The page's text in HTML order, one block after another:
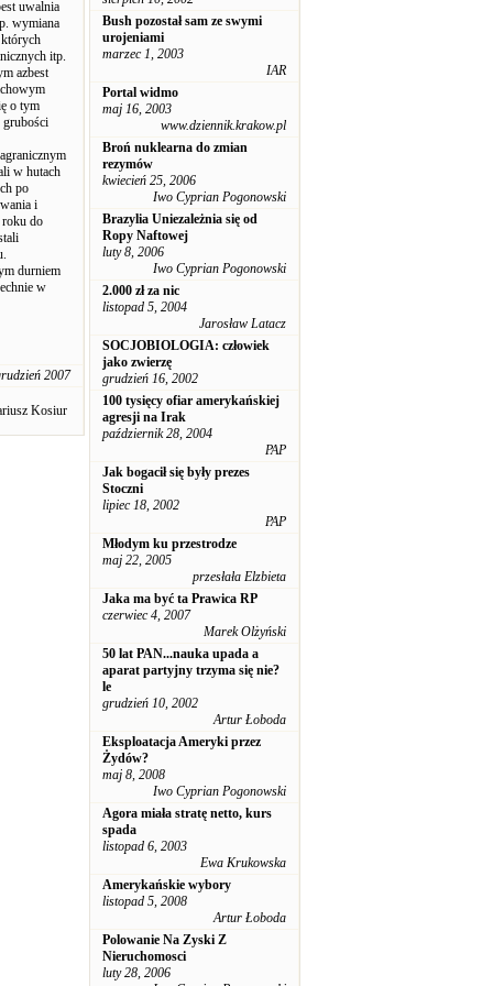
uwalnia
wymiana
których
itp.
azbest
o tym
grubości
w hutach
po
i
roku do
durniem
w
2007
Kosiur
Bush pozostał sam ze swymi
urojeniami
marzec 1, 2003
IAR
Portal widmo
maj 16, 2003
www.dziennik.krakow.pl
Broń nuklearna do zmian
rezymów
kwiecień 25, 2006
Iwo Cyprian Pogonowski
Brazylia Uniezależnia się od
Ropy Naftowej
luty 8, 2006
Iwo Cyprian Pogonowski
2.000 zł za nic
listopad 5, 2004
Jarosław Latacz
SOCJOBIOLOGIA: człowiek
jako zwierzę
grudzień 16, 2002
100 tysięcy ofiar amerykańskiej
agresji na Irak
październik 28, 2004
PAP
Jak bogacił się były prezes
Stoczni
lipiec 18, 2002
PAP
Młodym ku przestrodze
maj 22, 2005
przesłała Elzbieta
Jaka ma być ta Prawica RP
czerwiec 4, 2007
Marek Olżyński
50 lat PAN...nauka upada a
aparat partyjny trzyma się nie?
le
grudzień 10, 2002
Artur Łoboda
Eksploatacja Ameryki przez
Żydów?
maj 8, 2008
Iwo Cyprian Pogonowski
Agora miała stratę netto, kurs
spada
listopad 6, 2003
Ewa Krukowska
Amerykańskie wybory
listopad 5, 2008
Artur Łoboda
Polowanie Na Zyski Z
Nieruchomosci
luty 28, 2006